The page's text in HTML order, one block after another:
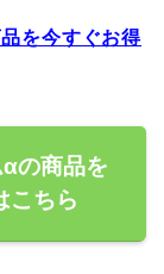
を今すぐお得
の商品を
こちら